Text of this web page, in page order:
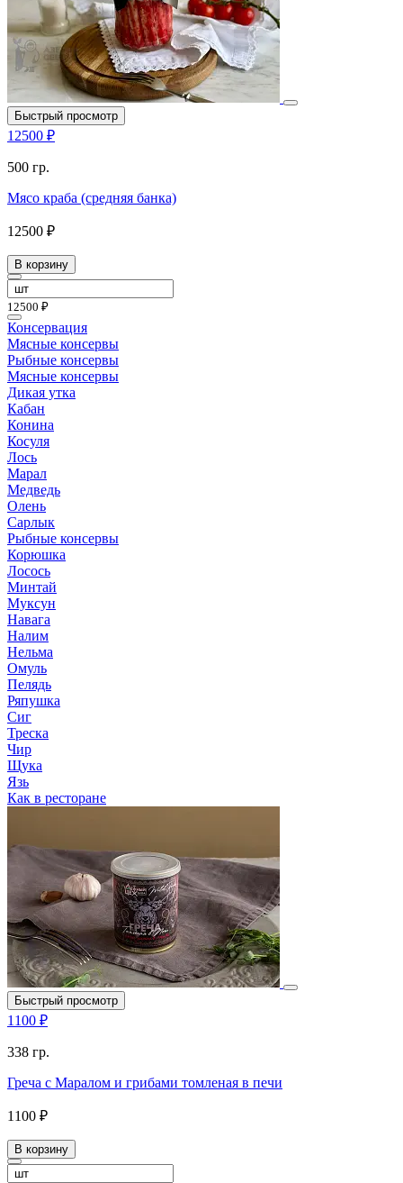
Быстрый просмотр
12500 ₽
500 гр.
Мясо краба (средняя банка)
12500 ₽
В корзину
12500 ₽
Консервация
Мясные консервы
Рыбные консервы
Мясные консервы
Дикая утка
Кабан
Конина
Косуля
Лось
Марал
Медведь
Олень
Сарлык
Рыбные консервы
Корюшка
Лосось
Минтай
Муксун
Навага
Налим
Нельма
Омуль
Пелядь
Ряпушка
Сиг
Треска
Чир
Щука
Язь
Как в ресторане
Быстрый просмотр
1100 ₽
338 гр.
Греча с Маралом и грибами томленая в печи
1100 ₽
В корзину